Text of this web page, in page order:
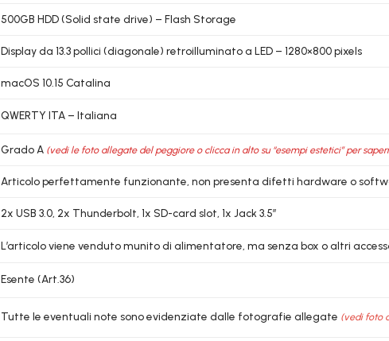
500GB HDD (Solid state drive) – Flash Storage
Display da 13.3 pollici (diagonale) retroilluminato a LED – 1280×800 pixels
macOS 10.15 Catalina
QWERTY ITA – Italiana
Grado A (vedi le foto allegate del peggiore o clicca in alto su “esempi estetici” per
Articolo perfettamente funzionante, non presenta difetti hardware o
2x USB 3.0, 2x Thunderbolt, 1x SD-card slot, 1x Jack 3.5″
L’articolo viene venduto munito di alimentatore, ma senza box o altri
Esente (Art.36)
Tutte le eventuali note sono evidenziate dalle fotografie allegate (vedi foto